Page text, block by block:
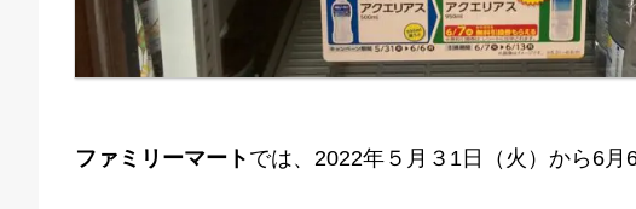
ファミリーマート では、2022年５月３1日（火）から6月